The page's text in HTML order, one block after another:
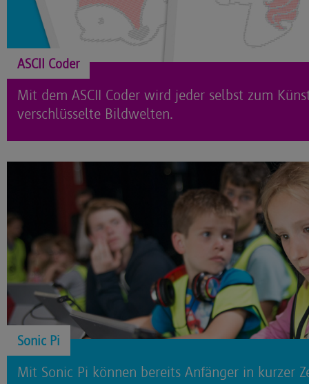
ASCII Coder
Mit dem ASCII Coder wird jeder selbst zum
verschlüsselte Bildwelten.
Sonic Pi
Mit Sonic Pi können bereits Anfänger in kurzer